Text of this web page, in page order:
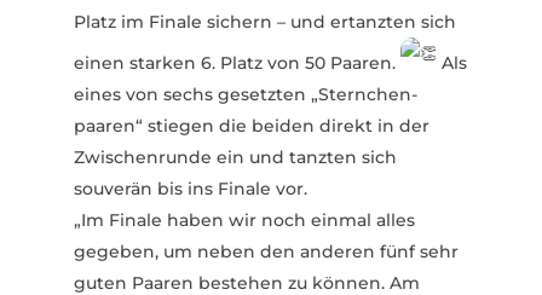
Platz im Finale sichern – und ertanzten sich
einen starken 6. Platz von 50 Paaren.
Als
eines von sechs gesetzten „Stern­chen­
paaren“ stiegen die beiden direkt in der
Zwischen­runde ein und tanzten sich
souverän bis ins Finale vor.
„Im Finale haben wir noch einmal alles
gegeben, um neben den anderen fünf sehr
guten Paaren bestehen zu können. Am